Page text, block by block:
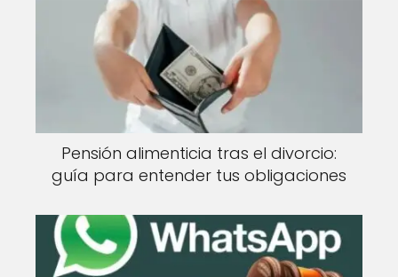
Pensión alimenticia tras el divorcio:
guía para entender tus obligaciones